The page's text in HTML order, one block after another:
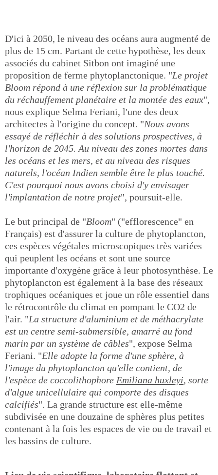
D'ici à 2050, le niveau des océans aura augmenté de
plus de 15 cm. Partant de cette hypothèse, les deux
associés du cabinet Sitbon ont imaginé une
proposition de ferme phytoplanctonique. "Le projet
Bloom répond à une réflexion sur la problématique
du réchauffement planétaire et la montée des eaux",
nous explique Selma Feriani, l'une des deux
architectes à l'origine du concept. "Nous avons
essayé de réfléchir à des solutions prospectives, à
l'horizon de 2045. Au niveau des zones mortes dans
les océans et les mers, et au niveau des risques
naturels, l'océan Indien semble être le plus touché.
C'est pourquoi nous avons choisi d'y envisager
l'implantation de notre projet", poursuit-elle.
Le but principal de "Bloom" ("efflorescence" en
Français) est d'assurer la culture de phytoplancton,
ces espèces végétales microscopiques très variées
qui peuplent les océans et sont une source
importante d'oxygène grâce à leur photosynthèse. Le
phytoplancton est également à la base des réseaux
trophiques océaniques et joue un rôle essentiel dans
le rétrocontrôle du climat en pompant le CO2 de
l'air. "La structure d'aluminium et de méthacrylate
est un centre semi-submersible, amarré au fond
marin par un système de câbles", expose Selma
Feriani. "Elle adopte la forme d'une sphère, à
l'image du phytoplancton qu'elle contient, de
l'espèce de coccolithophore Emiliana huxleyi, sorte
d'algue unicellulaire qui comporte des disques
calcifiés". La grande structure est elle-même
subdivisée en une douzaine de sphères plus petites
contenant à la fois les espaces de vie ou de travail et
les bassins de culture.